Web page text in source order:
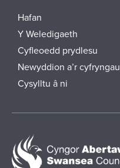
Hafan
Y Weledigaeth
Cyfleoedd prydlesu
Newyddion a’r cyfryngau
Cysylltu â ni